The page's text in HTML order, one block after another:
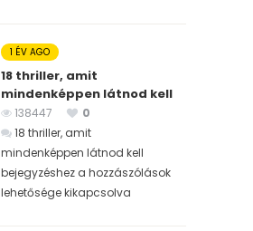
1 ÉV AGO
18 thriller, amit
mindenképpen látnod kell
138447
0
18 thriller, amit
mindenképpen látnod kell
bejegyzéshez a hozzászólások
lehetősége kikapcsolva